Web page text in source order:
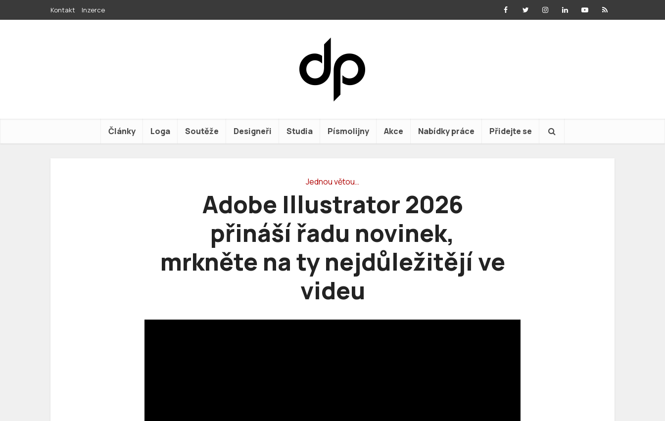
Kontakt Inzerce
Články Loga Soutěže Designeři Studia Písmolijny Akce Nabídky práce Přidejte se
Jednou větou…
Adobe Illustrator 2026
přináší řadu novinek,
mrkněte na ty nejdůležitějí ve
videu